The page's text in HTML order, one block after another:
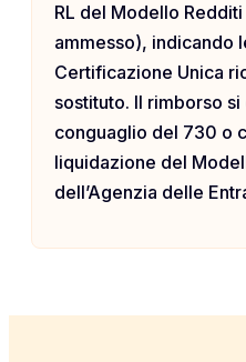
RL del Modello
ammesso), indicando
Certificazione Unica
sostituto. Il rimborso
conguaglio del 730 o
liquidazione del
dell’Agenzia delle